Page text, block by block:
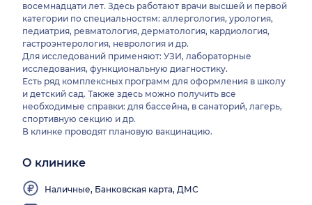
восемнадцати лет. Здесь работают врачи высшей и первой
категории по специальностям: аллергология, урология,
педиатрия, ревматология, дерматология, кардиология,
гастроэнтерология, неврология и др.
Для исследований применяют: УЗИ, лабораторные
исследования, функциональную диагностику.
Есть ряд комплексных программ для оформления в школу
и детский сад. Также здесь можно получить все
необходимые справки: для бассейна, в санаторий, лагерь,
спортивную секцию и др.
В клинке проводят плановую вакцинацию.
О клинике
Наличные, Банковская карта, ДМС